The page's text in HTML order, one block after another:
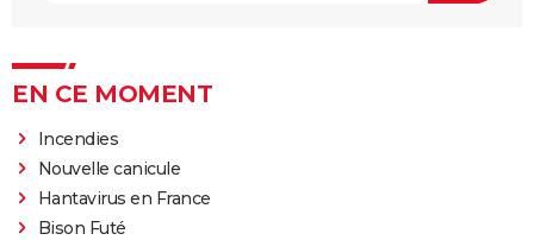
EN CE MOMENT
Incendies
Nouvelle canicule
Hantavirus en France
Bison Futé